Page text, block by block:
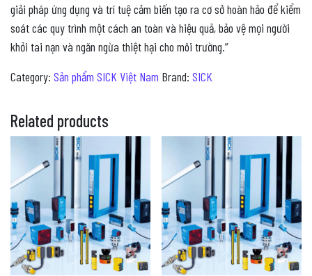
giải pháp ứng dụng và trí tuệ cảm biến tạo ra cơ sở hoàn hảo để kiểm
soát các quy trình một cách an toàn và hiệu quả, bảo vệ mọi người
khỏi tai nạn và ngăn ngừa thiệt hại cho môi trường.”
Category: Sản phẩm SICK Việt Nam Brand: SICK
Related products